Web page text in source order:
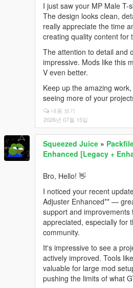
I just saw your MP Male
The design looks clean,
really appreciate the time
creating quality content for
The attention to detail and
impressive. Mods like this
V even better.
Keep up the amazing
seeing more of your
내용 보기
2026년 07월 15일
Squeezed Juice »
Enhanced [Legacy +
Bro, Hello! 👋
I noticed your recent
Adjuster Enhanced** —
support and
appreciated, especially for
community.
It's impressive to see a
actively improved. Tools
valuable for large mod
pushing the limits of what